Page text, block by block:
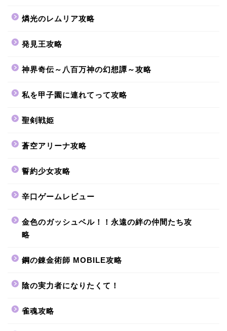
燐光のレムリア攻略
発見王攻略
神界奇伝～八百万神の幻想譚～攻略
私を甲子園に連れてって攻略
聖剣戦姫
蒼空アリーナ攻略
誓約少女攻略
辛口ゲームレビュー
金色のガッシュベル！！永遠の絆の仲間たち攻
略
鋼の錬金術師 MOBILE攻略
陰の実力者になりたくて！
雀魂攻略